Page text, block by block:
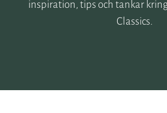
inspiration, tips och tankar
Classics.